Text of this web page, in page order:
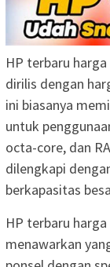
HP terbaru
dirilis dengan
ini biasanya
untuk
octa-core, dan
dilengkapi
berkapasitas
HP terbaru
menawarkan